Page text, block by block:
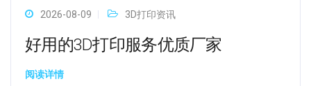
2026-08-09 3D打印资讯
好用的3D打印服务优质厂家
阅读详情